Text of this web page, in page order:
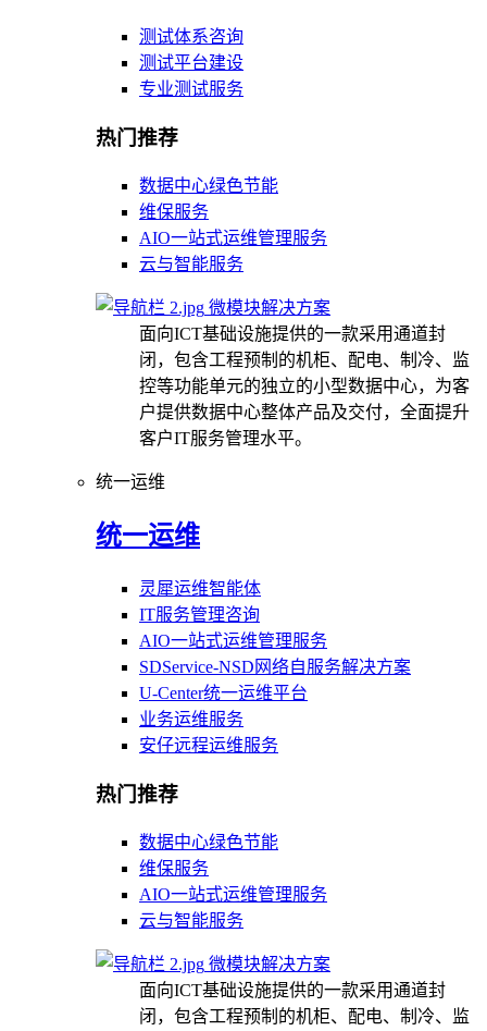
测试体系咨询
测试平台建设
专业测试服务
热门推荐
数据中心绿色节能
维保服务
AIO一站式运维管理服务
云与智能服务
微模块解决方案
面向ICT基础设施提供的一款采用通道封
闭，包含工程预制的机柜、配电、制冷、监
控等功能单元的独立的小型数据中心，为客
户提供数据中心整体产品及交付，全面提升
客户IT服务管理水平。
统一运维
统一运维
灵犀运维智能体
IT服务管理咨询
AIO一站式运维管理服务
SDService-NSD网络自服务解决方案
U-Center统一运维平台
业务运维服务
安仔远程运维服务
热门推荐
数据中心绿色节能
维保服务
AIO一站式运维管理服务
云与智能服务
微模块解决方案
面向ICT基础设施提供的一款采用通道封
闭，包含工程预制的机柜、配电、制冷、监